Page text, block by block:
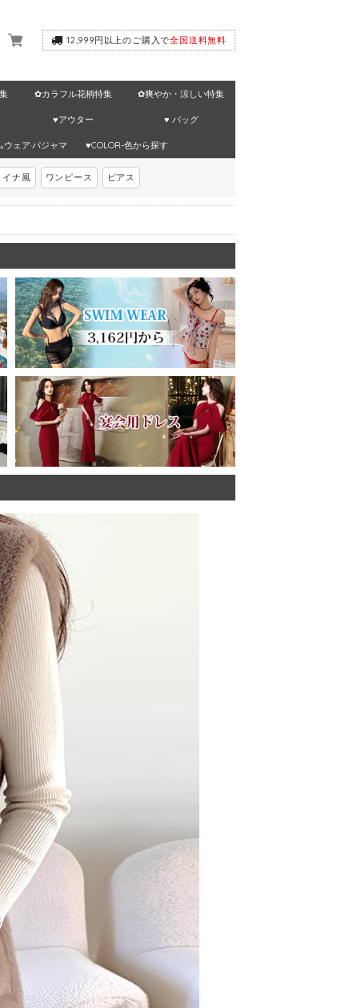
12,999円以上のご購入で全国送料無料
✿カラフル花柄特集 ✿爽やか・涼しい特集
♥アウター ♥ バッグ
ェア·パジャマ ♥COLOR-色から探す
イナ風 ワンピース ピアス